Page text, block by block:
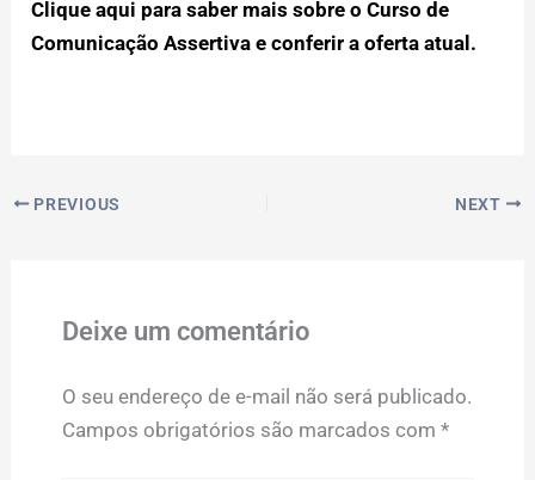
Clique aqui para saber mais sobre o Curso de
Comunicação Assertiva e conferir a oferta atual.
PREVIOUS NEXT
Deixe um comentário
O seu endereço de e-mail não será publicado.
Campos obrigatórios são marcados com *